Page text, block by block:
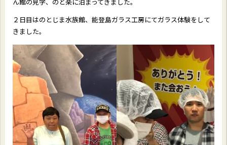
２日目はのとじま水族館、能登島ガラス工房にてガラス体験をして
きました。